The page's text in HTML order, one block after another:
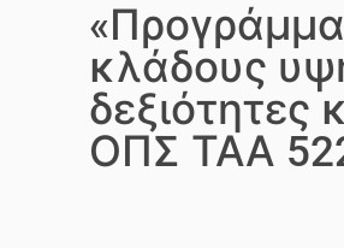
κλάδους
δεξιότητες
ΟΠΣ ΤΑΑ